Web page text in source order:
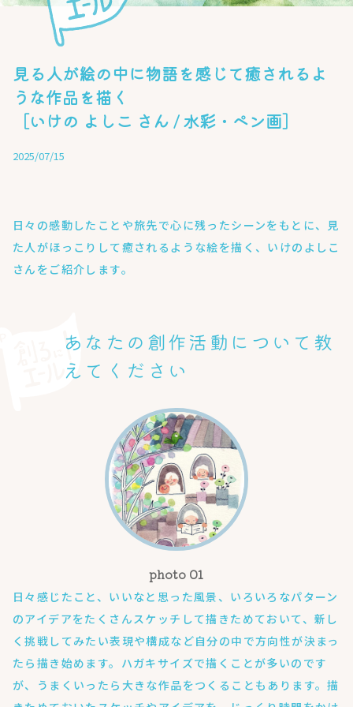
見る人が絵の中に物語を感じて癒されるよ
うな作品を描く
［いけの よしこ さん / 水彩・ペン画］
2025/07/15
日々の感動したことや旅先で心に残ったシーンをもとに、見
た人がほっこりして癒されるような絵を描く、いけのよしこ
さんをご紹介します。
あなたの創作活動について教
えてください
日々感じたこと、いいなと思った風景、いろいろなパターン
のアイデアをたくさんスケッチして描きためておいて、新し
く挑戦してみたい表現や構成など自分の中で方向性が決まっ
たら描き始めます。ハガキサイズで描くことが多いのです
が、うまくいったら大きな作品をつくることもあります。描